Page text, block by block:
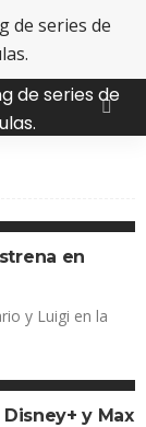
en
y Luigi en la
y Max